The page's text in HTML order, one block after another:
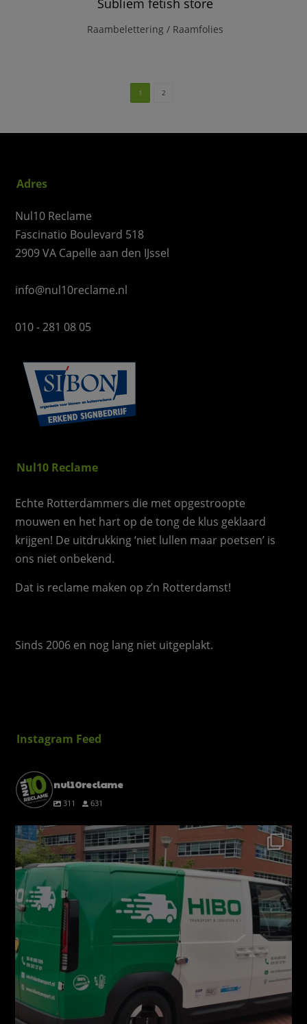
Subliem fetish store
Raambelettering / Raamfolies
1 2
Adres
Nul10 Reclame
Fascinatio Boulevard 518
2909 VA Capelle aan den IJssel
info@nul10reclame.nl
010 - 281 08 05
Nul10 Reclame
Echte Rotterdammers die met opgestroopte
mouwen en het hart op de tong de klus geklaard
krijgen! De uitdrukking ‘niet lullen maar poetsen’ is
ons niet onbekend.
Dat is reclame maken op z’n Rotterdamst!
Sinds 2006 en nog lang niet uitgeplakt.
Instagram Feed
nul10reclame
311 631